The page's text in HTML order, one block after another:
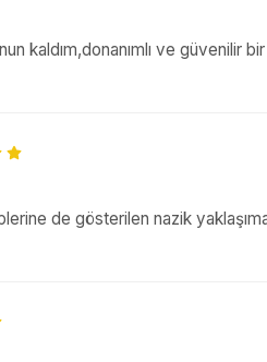
kaldım,donanımlı ve güvenilir
de gösterilen nazik